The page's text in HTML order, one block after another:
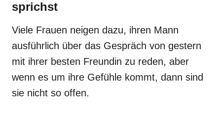
sprichst
Viele Frauen neigen dazu, ihren Mann
ausführlich über das Gespräch von gestern
mit ihrer besten Freundin zu reden, aber
wenn es um ihre Gefühle kommt, dann sind
sie nicht so offen.